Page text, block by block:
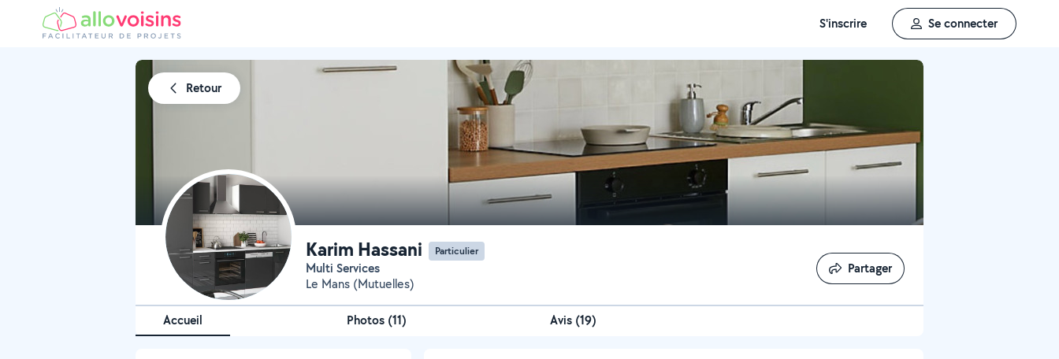
S'inscrire Se connecter
Retour
Karim Hassani Particulier
Multi Services
Le Mans (Mutuelles)
Partager
Partager
Accueil Photos (11) Avis (19)